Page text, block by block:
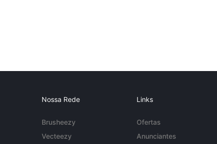
Nossa Rede
Brusheezy
Vecteezy
Links
Ofertas
Anunciantes